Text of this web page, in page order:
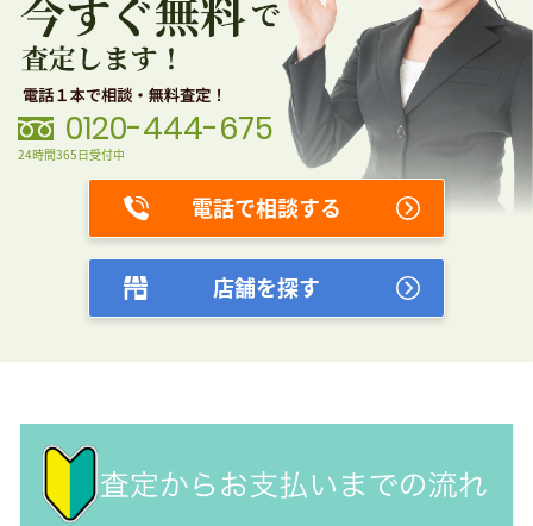
0120-444-675
24時間365日受付中
電話で相談する
店舗を探す